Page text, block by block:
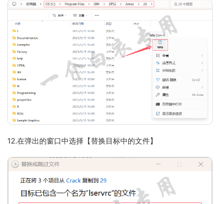
12.在弹出的窗口中选择【替换目标中的文件】